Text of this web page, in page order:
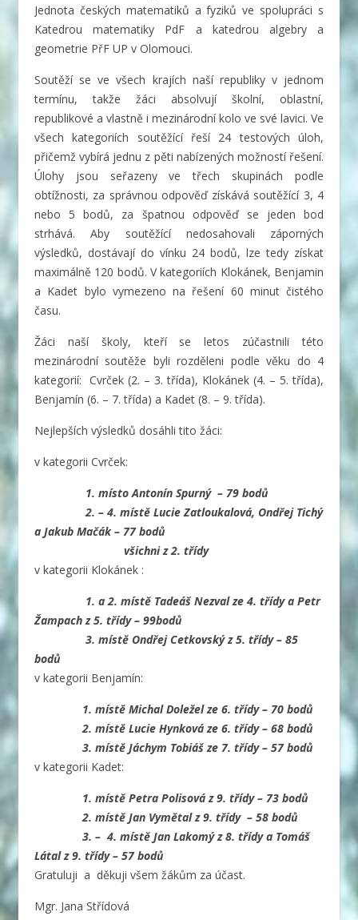
Jednota českých matematiků a fyziků ve spolupráci s
Katedrou matematiky PdF a katedrou algebry a
geometrie PřF UP v Olomouci.
Soutěží se ve všech krajích naší republiky v jednom
termínu, takže žáci absolvují školní, oblastní,
republikové a vlastně i mezinárodní kolo ve své lavici. Ve
všech kategoriích soutěžící řeší 24 testových úloh,
přičemž vybírá jednu z pěti nabízených možností řešení.
Úlohy jsou seřazeny ve třech skupinách podle
obtížnosti, za správnou odpověď získává soutěžící 3, 4
nebo 5 bodů, za špatnou odpověď se jeden bod
strhává. Aby soutěžící nedosahovali záporných
výsledků, dostávají do vínku 24 bodů, lze tedy získat
maximálně 120 bodů. V kategoriích Klokánek, Benjamin
a Kadet bylo vymezeno na řešení 60 minut čistého
času.
Žáci naší školy, kteří se letos zúčastnili této
mezinárodní soutěže byli rozděleni podle věku do 4
kategorií: Cvrček (2. – 3. třída), Klokánek (4. – 5. třída),
Benjamín (6. – 7. třída) a Kadet (8. – 9. třída).
Nejlepších výsledků dosáhli tito žáci:
v kategorii Cvrček:
1. místo Antonín Spurný – 79 bodů
2. – 4. místě Lucie Zatloukalová, Ondřej Tichý
a Jakub Mačák – 77 bodů
všichni z 2. třídy
v kategorii Klokánek :
1. a 2. místě Tadeáš Nezval ze 4. třídy a Petr
Žampach z 5. třídy – 99bodů
3. místě Ondřej Cetkovský z 5. třídy – 85
bodů
v kategorii Benjamín:
1. místě Michal Doležel ze 6. třídy – 70 bodů
2. místě Lucie Hynková ze 6. třídy – 68 bodů
3. místě Jáchym Tobiáš ze 7. třídy – 57 bodů
v kategorii Kadet:
1. místě Petra Polisová z 9. třídy – 73 bodů
2. místě Jan Vymětal z 9. třídy – 58 bodů
3. – 4. místě Jan Lakomý z 8. třídy a Tomáš
Látal z 9. třídy – 57 bodů
Gratuluji a děkuji všem žákům za účast.
Mgr. Jana Střídová